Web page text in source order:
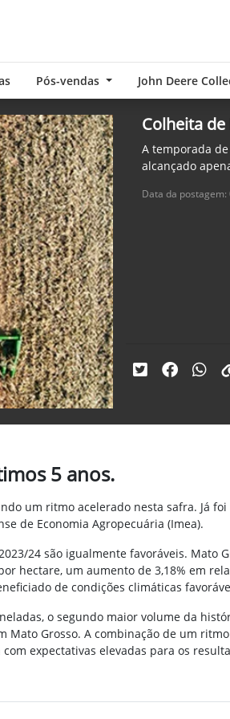
Pós-vendas John Deere
Colheita
A temporada
alcançado
Data da
5 anos.
um ritmo acelerado nesta safra. Já
de Economia Agropecuária (Imea).
24 são igualmente favoráveis. Mato
hectare, um aumento de 3,18% em
de condições climáticas
o segundo maior volume da
Grosso. A combinação de um
expectativas elevadas para os